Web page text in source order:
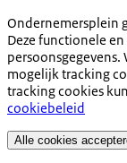
Ondernemersplein
Deze functionele
persoonsgegevens.
mogelijk tracking
tracking cookies
cookiebeleid
Alle cookies